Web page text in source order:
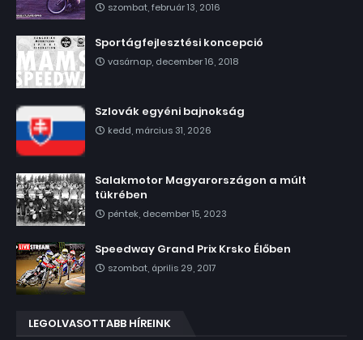
szombat, február 13, 2016
Sportágfejlesztési koncepció
vasárnap, december 16, 2018
Szlovák egyéni bajnokság
kedd, március 31, 2026
Salakmotor Magyarországon a múlt
tükrében
péntek, december 15, 2023
Speedway Grand Prix Krsko Élőben
szombat, április 29, 2017
LEGOLVASOTTABB HÍREINK